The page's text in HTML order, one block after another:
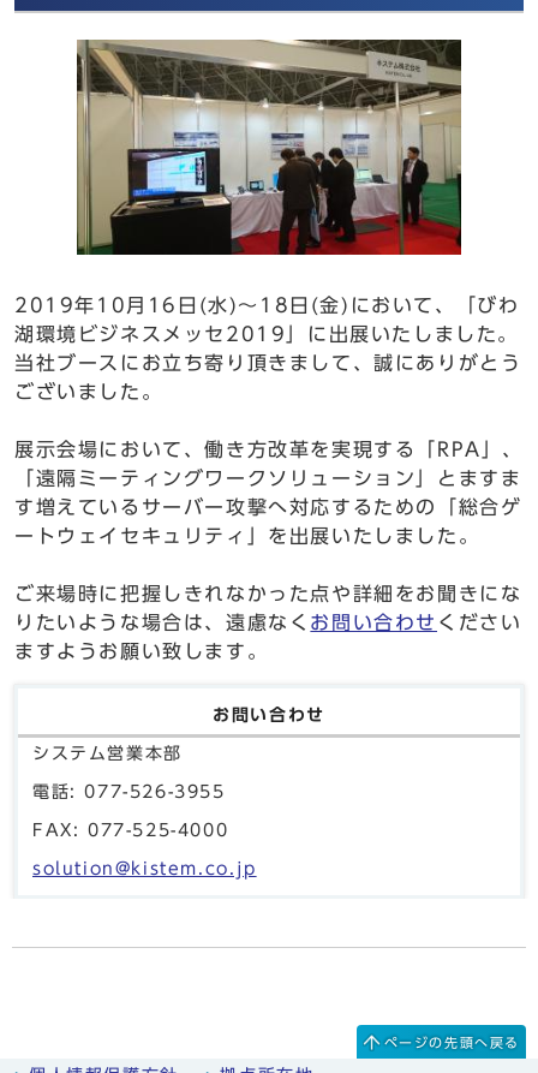
2019年10月16日(水)～18日(金)において、「びわ
湖環境ビジネスメッセ2019」に出展いたしました。
当社ブースにお立ち寄り頂きまして、誠にありがとう
ございました。
展示会場において、働き方改革を実現する「RPA」、
「遠隔ミーティングワークソリューション」とますま
す増えているサーバー攻撃へ対応するための「総合ゲ
ートウェイセキュリティ」を出展いたしました。
ご来場時に把握しきれなかった点や詳細をお聞きにな
りたいような場合は、遠慮なく お問い合わせ ください
ますようお願い致します。
お問い合わせ
システム営業本部
電話: 077-526-3955
FAX: 077-525-4000
solution@kistem.co.jp
ページの先頭へ戻る